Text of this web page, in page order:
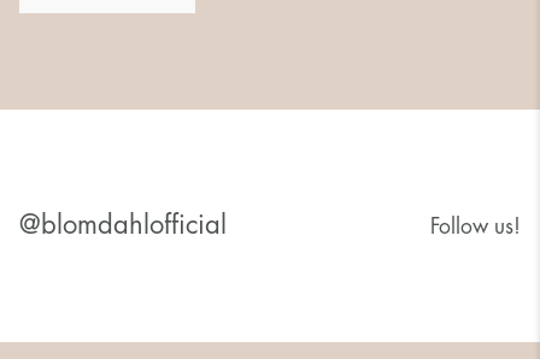
@blomdahlofficial Follow us!